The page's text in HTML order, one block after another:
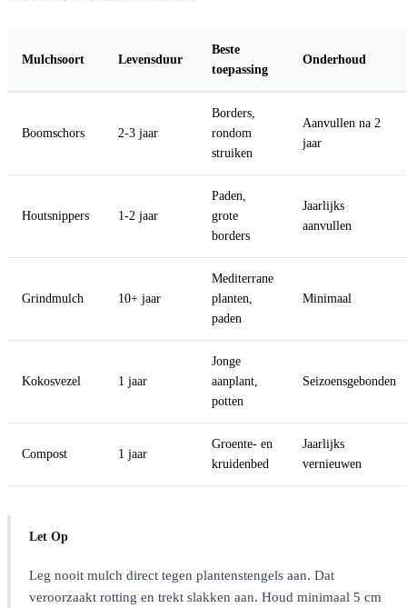
Mulchsoort Levensduur
Beste
toepassing
Onderhoud
Boomschors 2-3 jaar
Borders,
rondom
struiken
Aanvullen na 2
jaar
Houtsnippers 1-2 jaar
Paden,
grote
borders
Jaarlijks
aanvullen
Grindmulch 10+ jaar
Mediterrane
planten,
paden
Minimaal
Kokosvezel 1 jaar
Jonge
aanplant,
potten
Seizoensgebonden
Compost 1 jaar
Groente- en
kruidenbed
Jaarlijks
vernieuwen
Let Op
Leg nooit mulch direct tegen plantenstengels aan. Dat
veroorzaakt rotting en trekt slakken aan. Houd minimaal 5 cm